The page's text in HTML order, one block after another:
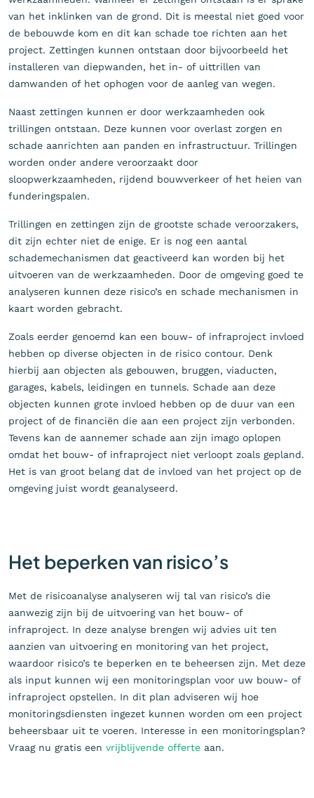
van het inklinken van de grond. Dit is meestal niet goed voor
de bebouwde kom en dit kan schade toe richten aan het
project. Zettingen kunnen ontstaan door bijvoorbeeld het
installeren van diepwanden, het in- of uittrillen van
damwanden of het ophogen voor de aanleg van wegen.
Naast zettingen kunnen er door werkzaamheden ook
trillingen ontstaan. Deze kunnen voor overlast zorgen en
schade aanrichten aan panden en infrastructuur. Trillingen
worden onder andere veroorzaakt door
sloopwerkzaamheden, rijdend bouwverkeer of het heien van
funderingspalen.
Trillingen en zettingen zijn de grootste schade veroorzakers,
dit zijn echter niet de enige. Er is nog een aantal
schademechanismen dat geactiveerd kan worden bij het
uitvoeren van de werkzaamheden. Door de omgeving goed te
analyseren kunnen deze risico’s en schade mechanismen in
kaart worden gebracht.
Zoals eerder genoemd kan een bouw- of infraproject invloed
hebben op diverse objecten in de risico contour. Denk
hierbij aan objecten als gebouwen, bruggen, viaducten,
garages, kabels, leidingen en tunnels. Schade aan deze
objecten kunnen grote invloed hebben op de duur van een
project of de financiën die aan een project zijn verbonden.
Tevens kan de aannemer schade aan zijn imago oplopen
omdat het bouw- of infraproject niet verloopt zoals gepland.
Het is van groot belang dat de invloed van het project op de
omgeving juist wordt geanalyseerd.
Het beperken van risico’s
Met de risicoanalyse analyseren wij tal van risico’s die
aanwezig zijn bij de uitvoering van het bouw- of
infraproject. In deze analyse brengen wij advies uit ten
aanzien van uitvoering en monitoring van het project,
waardoor risico’s te beperken en te beheersen zijn. Met deze
als input kunnen wij een monitoringsplan voor uw bouw- of
infraproject opstellen. In dit plan adviseren wij hoe
monitoringsdiensten ingezet kunnen worden om een project
beheersbaar uit te voeren. Interesse in een monitoringsplan?
Vraag nu gratis een vrijblijvende offerte aan.